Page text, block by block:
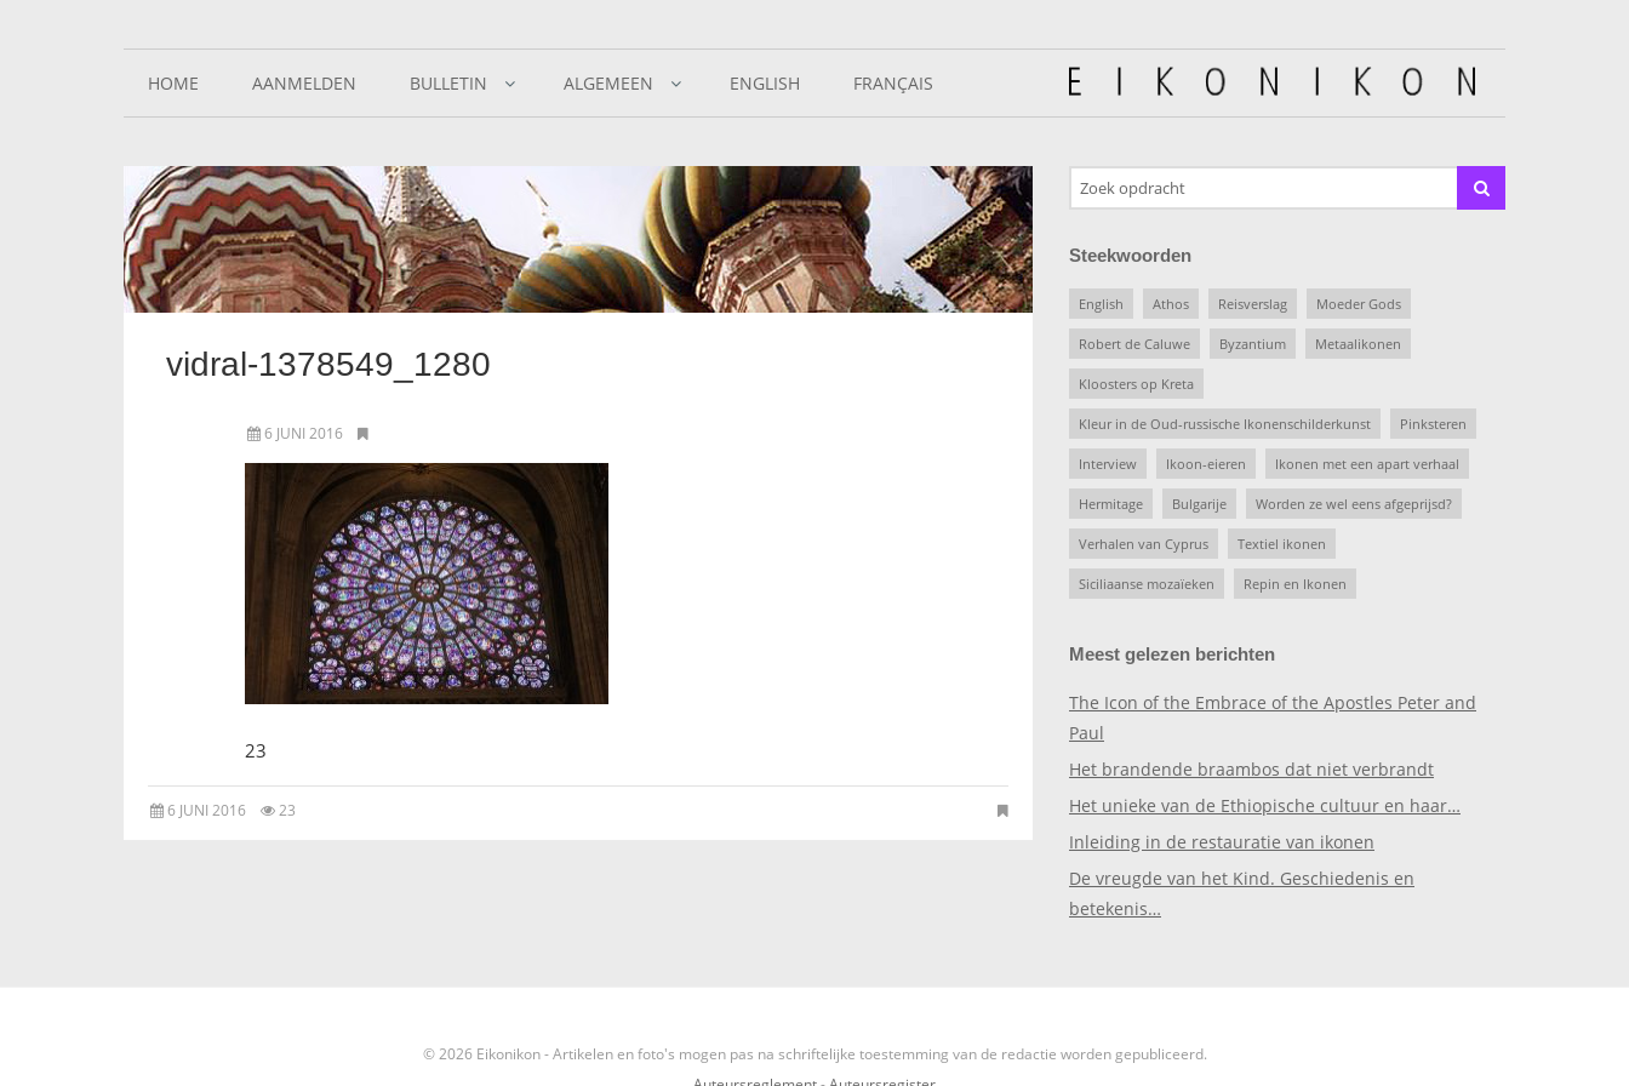
HOME AANMELDEN BULLETIN ALGEMEEN ENGLISH FRANÇAIS
vidral-1378549_1280
6 JUNI 2016
23
6 JUNI 2016 23
Steekwoorden
English Athos Reisverslag Moeder Gods
Robert de Caluwe Byzantium Metaalikonen
Kloosters op Kreta
Kleur in de Oud-russische Ikonenschilderkunst Pinksteren
Interview Ikoon-eieren Ikonen met een apart verhaal
Hermitage Bulgarije Worden ze wel eens afgeprijsd?
Verhalen van Cyprus Textiel ikonen
Siciliaanse mozaïeken Repin en Ikonen
Meest gelezen berichten
The Icon of the Embrace of the Apostles Peter and
Paul
Het brandende braambos dat niet verbrandt
Het unieke van de Ethiopische cultuur en haar…
Inleiding in de restauratie van ikonen
De vreugde van het Kind. Geschiedenis en
betekenis…
© 2026 Eikonikon - Artikelen en foto's mogen pas na schriftelijke toestemming van de redactie worden gepubliceerd.